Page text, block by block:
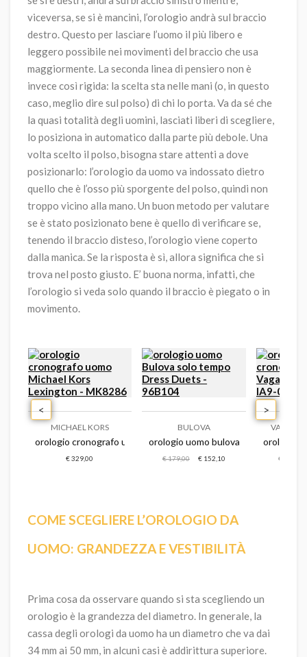
viceversa, se si è mancini, l’orologio andrà sul braccio
destro. Questo per lasciare l’uomo il più libero e
leggero possibile nei movimenti del braccio che usa
maggiormente. La seconda linea di pensiero non è
invece così rigida: la scelta sta nelle mani (o, in questo
caso, meglio dire sul polso) di chi lo porta. Va da sé che
la quasi totalità degli uomini, lasciati liberi di scegliere,
lo posiziona in automatico dalla parte più debole. Una
volta scelto il polso, bisogna stare attenti a dove
posizionarlo: l’orologio da uomo va indossato dietro
quello che è l’osso più sporgente del polso, quindi non
troppo vicino alla mano. Un buon metodo per valutare
se è stato posizionato bene è quello di verificare se,
tenendo il braccio disteso, l’orologio viene coperto
dalla manica. Se la risposta è sì, allora significa che si
trova nel posto giusto. E’ buona norma, infatti, che
l’orologio si veda solo quando il braccio è piegato o in
movimento.
- napnvs405
uomo nautica vintage - napnvf301
MICHAEL KORS
orologio cronografo uomo michael kors lexington - mk8286
€ 329,00
BULOVA
orologio uomo bulova solo tempo
€ 179,00 € 152,10
VAGARY
orologio
€ 109,00
< >
COME SCEGLIERE L’OROLOGIO DA
UOMO: GRANDEZZA E VESTIBILITÀ
Prima cosa da osservare quando si sta scegliendo un
orologio è la grandezza del diametro. In generale, la
cassa degli orologi da uomo ha un diametro che va dai
34 mm ai 50 mm, in alcuni casi è addirittura superiore.